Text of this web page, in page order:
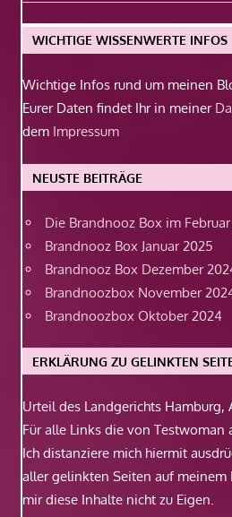
Beitrag:
WICHTIGE WISSENWERTE INFOS
Wichtige Infos rund um meinen
Eurer Daten findet Ihr in meiner
dem Impressum
NEUSTE BEITRÄGE
Die Brandnooz Box im
Brandnooz Box Januar 2025
Brandnooz Box Dezember
Brandnoozbox November
Brandnoozbox Oktober 2024
ERKLÄRUNG ZU GELINKTEN
Urteil des Landgerichts Hamburg,
Für alle Links die von Testwoman
Ich distanziere mich hiermit
aller gelinkten Seiten auf meinem
mir diese Inhalte nicht zu Eigen.